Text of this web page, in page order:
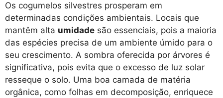
Os cogumelos silvestres prosperam em
determinadas condições ambientais. Locais que
mantêm alta umidade são essenciais, pois a maioria
das espécies precisa de um ambiente úmido para o
seu crescimento. A sombra oferecida por árvores é
significativa, pois evita que o excesso de luz solar
resseque o solo. Uma boa camada de matéria
orgânica, como folhas em decomposição, enriquece